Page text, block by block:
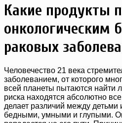
Какие продукты
онкологическим
раковых
Человечество 21 века
заболеванием, от которого
всей планеты пытаются найти
риска находятся абсолютно
делает различий между детьми
бедными, умными и глупыми.